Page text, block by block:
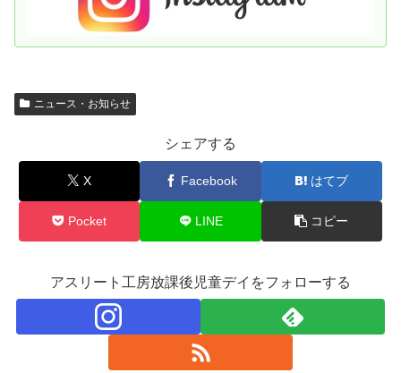
ニュース・お知らせ
シェアする
X Facebook はてブ
Pocket LINE コピー
アスリート工房放課後児童デイをフォローする